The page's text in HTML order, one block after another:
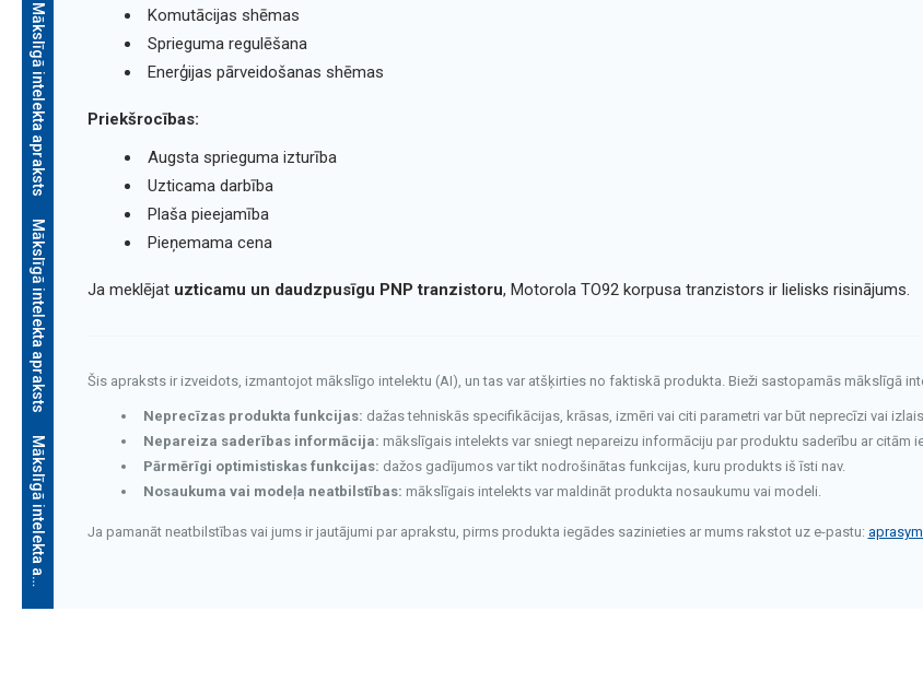
Mākslīgā intelekta apraksts
Mākslīgā intelekta apraksts
M
ā
k
s
l
ī
g
ā
i
n
t
e
l
e
k
t
a
a
p
r
a
k
s
t
s
Komutācijas shēmas
Sprieguma regulēšana
Enerģijas pārveidošanas shēmas
Priekšrocības:
Augsta sprieguma izturība
Uzticama darbība
Plaša pieejamība
Pieņemama cena
Ja meklējat uzticamu un daudzpusīgu PNP tranzistoru, Motorola TO92 korpusa tranzistors ir lielisks risinājums.
Šis apraksts ir izveidots, izmantojot mākslīgo intelektu (AI), un tas var atšķirties no faktiskā produkta. Bieži sastopamās mākslīgā
Neprecīzas produkta funkcijas: dažas tehniskās specifikācijas, krāsas, izmēri vai citi parametri var būt neprecīzi vai
Nepareiza saderības informācija: mākslīgais intelekts var sniegt nepareizu informāciju par produktu saderību ar citām
Pārmērīgi optimistiskas funkcijas: dažos gadījumos var tikt nodrošinātas funkcijas, kuru produkts iš īsti nav.
Nosaukuma vai modeļa neatbilstības: mākslīgais intelekts var maldināt produkta nosaukumu vai modeli.
Ja pamanāt neatbilstības vai jums ir jautājumi par aprakstu, pirms produkta iegādes sazinieties ar mums rakstot uz e-pastu: